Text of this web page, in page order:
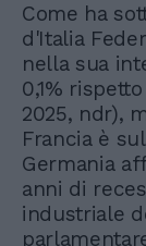
Come ha
d'Italia
nella sua
0,1%
2025, ndr),
Francia è
Germania
anni di
industriale